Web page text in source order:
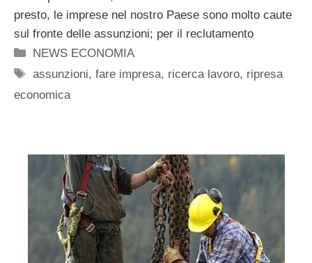
presto, le imprese nel nostro Paese sono molto caute
sul fronte delle assunzioni; per il reclutamento
Categorie
NEWS ECONOMIA
Tag
assunzioni,fare impresa, ricerca lavoro, ripresa
economica